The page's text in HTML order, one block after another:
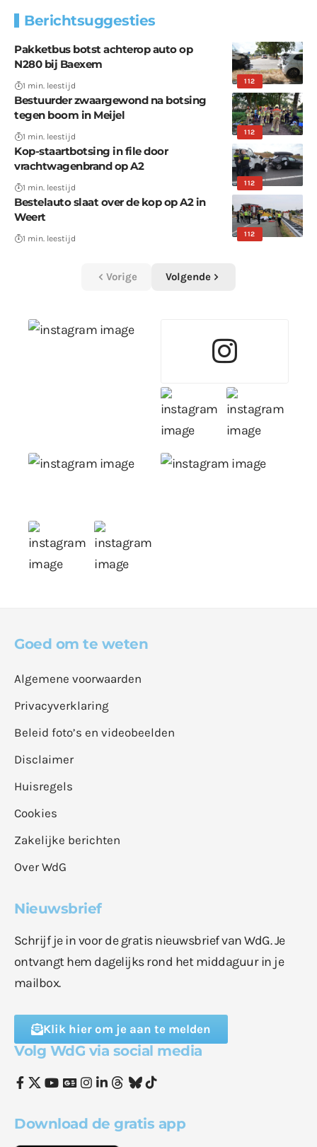
Berichtsuggesties
112
Pakketbus botst achterop auto op
N280 bij Baexem
1 min. leestijd
112
Bestuurder zwaargewond na botsing
tegen boom in Meijel
1 min. leestijd
112
Kop-staartbotsing in file door
vrachtwagenbrand op A2
1 min. leestijd
112
Bestelauto slaat over de kop op A2 in
Weert
1 min. leestijd
Vorige Volgende
Goed om te weten
Algemene voorwaarden
Privacyverklaring
Beleid foto’s en videobeelden
Disclaimer
Huisregels
Cookies
Zakelijke berichten
Over WdG
Nieuwsbrief
Schrijf je in voor de gratis nieuwsbrief van WdG. Je
ontvangt hem dagelijks rond het middaguur in je
mailbox.
Klik hier om je aan te melden
Volg WdG via social media
Download de gratis app